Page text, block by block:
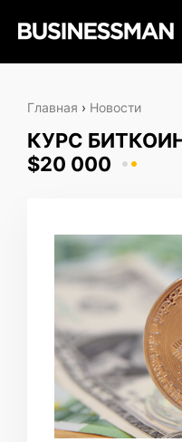
Главная › Новости
КУРС
$20 000